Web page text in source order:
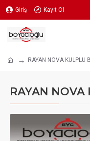
Giriş Kayıt Ol
RAYAN NOVA KULPLU
RAYAN